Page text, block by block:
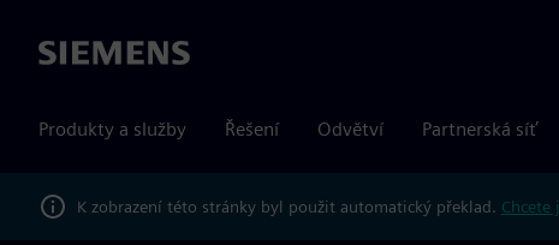
Siemens
Produkty a služby Řešení Odvětví Partnerská síť
K zobrazení této stránky byl použit automatický překlad.